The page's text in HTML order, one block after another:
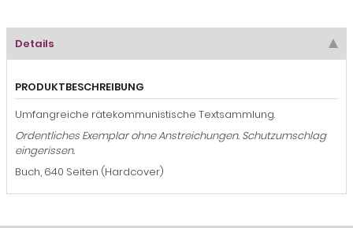
Details
PRODUKTBESCHREIBUNG
Umfangreiche rätekommunistische Textsammlung.
Ordentliches Exemplar ohne Anstreichungen. Schutzumschlag
eingerissen.
Buch, 640 Seiten (Hardcover)